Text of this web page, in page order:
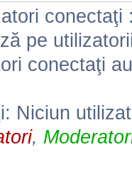
conectaţi
pe
conectaţi
Niciun
,